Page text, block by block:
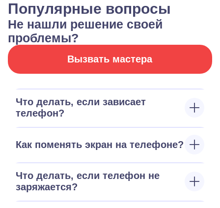
Популярные вопросы
Не нашли решение своей
проблемы?
Вызвать мастера
Что делать, если зависает
телефон?
Как поменять экран на телефоне?
Что делать, если телефон не
заряжается?